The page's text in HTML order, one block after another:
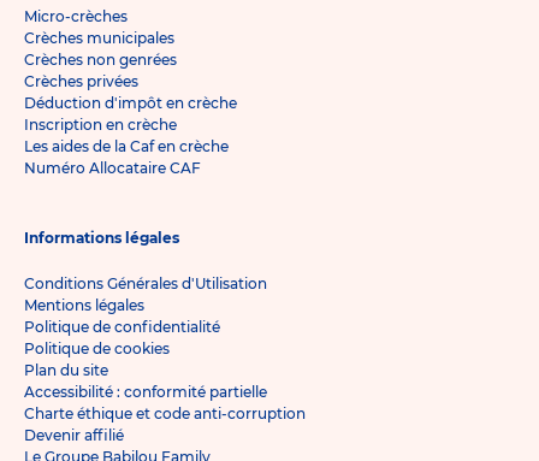
Micro-crèches
Crèches municipales
Crèches non genrées
Crèches privées
Déduction d'impôt en crèche
Inscription en crèche
Les aides de la Caf en crèche
Numéro Allocataire CAF
Informations légales
Conditions Générales d'Utilisation
Mentions légales
Politique de confidentialité
Politique de cookies
Plan du site
Accessibilité : conformité partielle
Charte éthique et code anti-corruption
Devenir affilié
Le Groupe Babilou Family